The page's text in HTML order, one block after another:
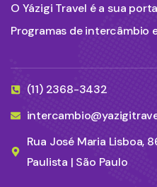
O Yázigi Travel é a sua
Programas de intercâmbio
(11) 2368-3432
Rua José Maria Lisboa,
Paulista | São Paulo